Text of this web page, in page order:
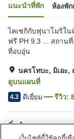
แนะนำที่พัก ห้องพั
ไคเซกิกับฟุนาโมริใ
ฟรี PH 9.3 ... สถาน
ที่อบอุ่น
นครโทบะ, มิเอะ,
ดูบนแผนที่
4.3 ดีเยี่ยม รีวิว:
สิ่งอำนวยความส